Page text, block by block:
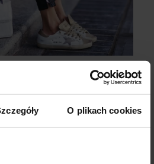
O plikach cookies
- buty i akcesoria